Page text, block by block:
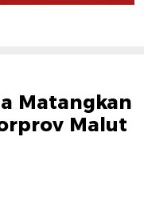
Matangkan
Malut